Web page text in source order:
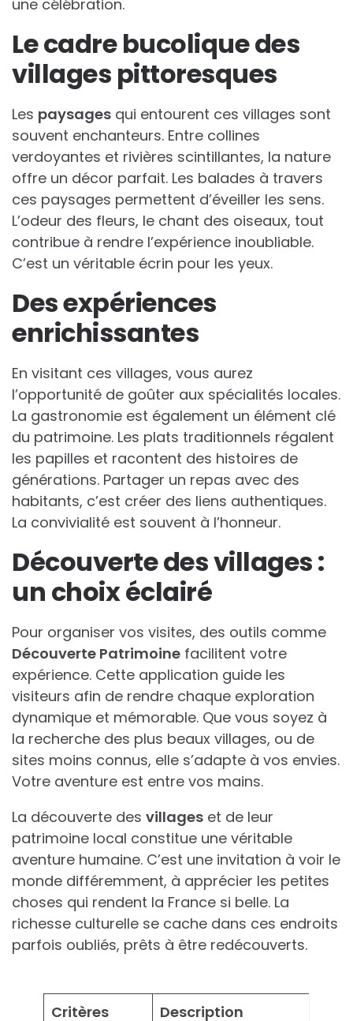
une célébration.
Le cadre bucolique des
villages pittoresques
Les paysages qui entourent ces villages sont
souvent enchanteurs. Entre collines
verdoyantes et rivières scintillantes, la nature
offre un décor parfait. Les balades à travers
ces paysages permettent d’éveiller les sens.
L’odeur des fleurs, le chant des oiseaux, tout
contribue à rendre l’expérience inoubliable.
C’est un véritable écrin pour les yeux.
Des expériences
enrichissantes
En visitant ces villages, vous aurez
l’opportunité de goûter aux spécialités locales.
La gastronomie est également un élément clé
du patrimoine. Les plats traditionnels régalent
les papilles et racontent des histoires de
générations. Partager un repas avec des
habitants, c’est créer des liens authentiques.
La convivialité est souvent à l’honneur.
Découverte des villages :
un choix éclairé
Pour organiser vos visites, des outils comme
Découverte Patrimoine facilitent votre
expérience. Cette application guide les
visiteurs afin de rendre chaque exploration
dynamique et mémorable. Que vous soyez à
la recherche des plus beaux villages, ou de
sites moins connus, elle s’adapte à vos envies.
Votre aventure est entre vos mains.
La découverte des villages et de leur
patrimoine local constitue une véritable
aventure humaine. C’est une invitation à voir le
monde différemment, à apprécier les petites
choses qui rendent la France si belle. La
richesse culturelle se cache dans ces endroits
parfois oubliés, prêts à être redécouverts.
Critères Description